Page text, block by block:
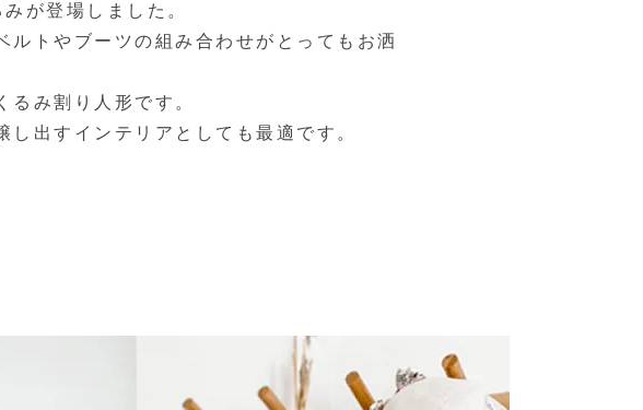
が登場しました。
トやブーツの組み合わせがとってもお洒
み割り人形です。
出すインテリアとしても最適です。